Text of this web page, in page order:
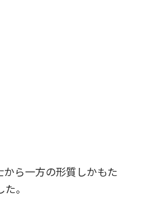
ら一方の形質しかもた
。